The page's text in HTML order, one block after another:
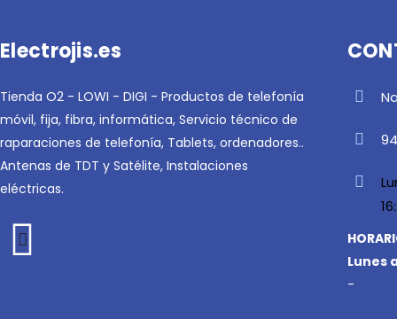
Electrojis.es
Tienda O2 - LOWI - DIGI - Productos de telefonía
móvil, fija, fibra, informática, Servicio técnico de
raparaciones de telefonía, Tablets, ordenadores..
Antenas de TDT y Satélite, Instalaciones
eléctricas.
Lunes
-